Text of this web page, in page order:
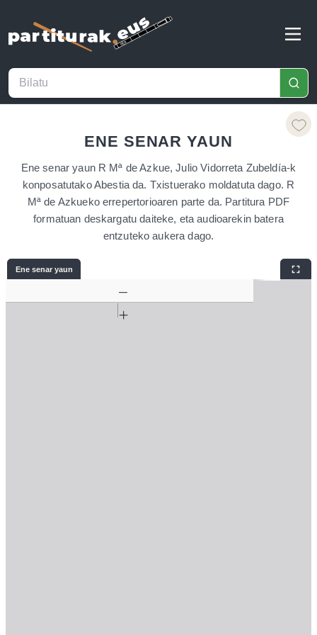
ENE SENAR YAUN
Ene senar yaun R Mª de Azkue, Julio Vidorreta Zubeldía-k
konposatutako Abestia da. Txistuerako moldatuta dago. R
Mª de Azkueko errepertorioaren parte da. Partitura PDF
formatuan deskargatu daiteke, eta audioarekin batera
entzuteko aukera dago.
Ene senar yaun